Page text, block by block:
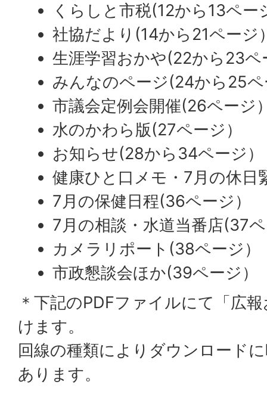
くらしと市税(12から13ペー
社協だより(14から21ページ
生涯学習おかや(22から23ペ
みんなのページ(24から25
市議会定例会開催(26ページ
水のかわら版(27ページ）
お知らせ(28から34ページ）
健康ひと口メモ・7月の休日
7月の保健日程(36ページ）
7月の相談・水道当番店(37
カメラリポート(38ページ）
市政懇談会ほか(39ページ）
＊下記のPDFファイルにて「広
けます。
回線の種類によりダウンロード
あります。